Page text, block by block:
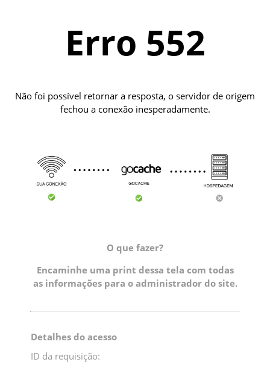
Erro 552
Não foi possível retornar a resposta, o servidor de origem
fechou a conexão inesperadamente.
O que fazer?
Encaminhe uma print dessa tela com todas
as informações para o administrador do site.
Detalhes do acesso
ID da requisição: